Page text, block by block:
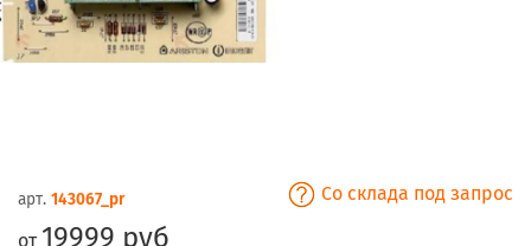
арт. 143067_pr Со склада под запрос
от 19999 руб